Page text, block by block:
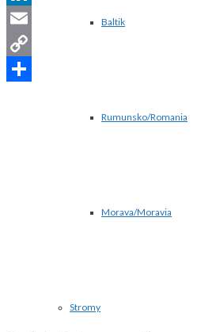
Baltik
Rumunsko/Romania
Morava/Moravia
Stromy
LinkedIn
Email
Copy